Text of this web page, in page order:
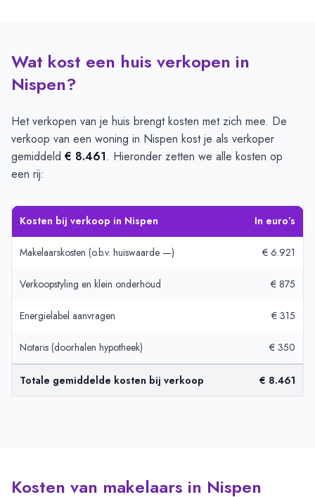
Wat kost een huis verkopen in
Nispen?
Het verkopen van je huis brengt kosten met zich mee. De
verkoop van een woning in Nispen kost je als verkoper
gemiddeld € 8.461. Hieronder zetten we alle kosten op
een rij:
Kosten bij verkoop in Nispen In euro’s
Makelaarskosten (o.b.v. huiswaarde —) € 6.921
Verkoopstyling en klein onderhoud € 875
Energielabel aanvragen € 315
Notaris (doorhalen hypotheek) € 350
Totale gemiddelde kosten bij verkoop € 8.461
Kosten van makelaars in Nispen